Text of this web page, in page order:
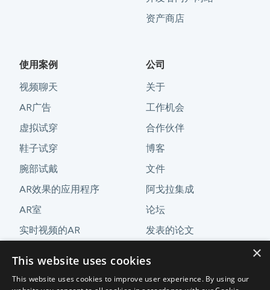
资产商店
使用案例
视频聊天
AR广告
虚拟试穿
鞋子试穿
腕部试戴
AR效果的应用程序
AR室
实时视频的AR
公司
关于
工作机会
合作伙伴
博客
文件
阿戈拉集成
论坛
发表的论文
×
This website uses cookies
This website uses cookies to improve user experience. By using our